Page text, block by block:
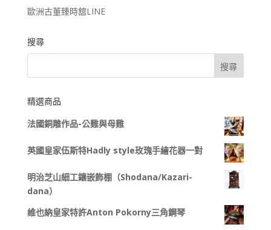
歐洲古董臻時舘LINE
搜尋
精選商品
法國銅雕作品-公雞與母雞
英國皇家伍斯特Hadly style玫瑰手繪花器一對
明治芝山細工鑲嵌飾棚（Shodana/Kazari-
dana）
維也納皇家特許Anton Pokorny三角鋼琴